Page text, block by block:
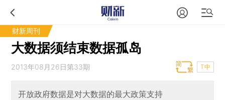
财新周刊
大数据须结束数据孤岛
2013年08月26日第33期 T中
开放政府数据是对大数据的最大政策支持